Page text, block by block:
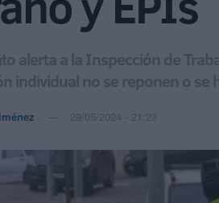
alerta a la Inspección de
individual no se reponen o se
29/05/2024 - 21:23